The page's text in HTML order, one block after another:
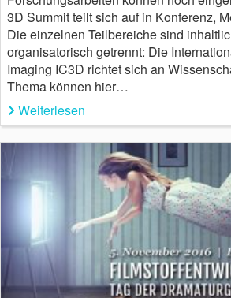
3D Summit teilt sich auf in Konferenz,
Die einzelnen Teilbereiche sind
organisatorisch getrennt: Die
Imaging IC3D richtet sich an
Thema können hier…
Weiterlesen